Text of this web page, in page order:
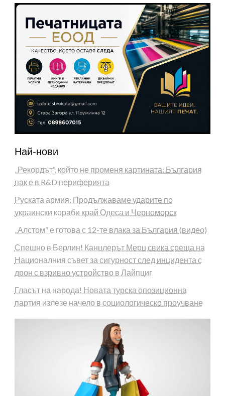
Най-нови
„Рекордът“, който не променя картината: България
пак е в R&D периферията
Руската армия: Продължаваме ударите по
украински кораби край Одеса и Черноморск
„Алстом“ е готова с 12-те влака за България (видео)
Спешно в Берлин! Канцлерът Мерц свика среща на
Националния съвет за сигурност след инцидента с
дрон с взривно устройство в Лайпциг
Гласът на народа! Новата турска опозиционна
партия излезе начело в социологическо проучване